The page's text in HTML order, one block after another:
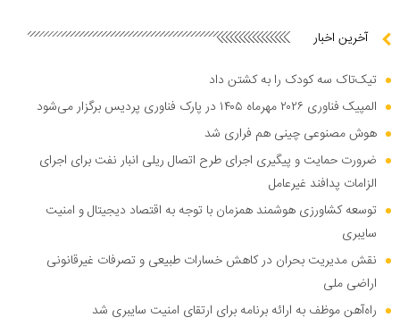
آخرین اخبار
تیک‌تاک سه کودک را به کشتن داد
المپیک فناوری ۲۰۲۶ مهرماه ۱۴۰۵ در پارک فناوری پردیس برگزار می‌شود
هوش مصنوعی چینی هم فراری شد
ضرورت حمایت و پیگیری اجرای طرح اتصال ریلی انبار نفت برای اجرای
الزامات پدافند غیرعامل
توسعه کشاورزی هوشمند همزمان با توجه به اقتصاد دیجیتال و امنیت
سایبری
نقش مدیریت بحران در کاهش خسارات طبیعی و تصرفات غیرقانونی
اراضی ملی
راه‌آهن موظف به ارائه برنامه برای ارتقای امنیت سایبری شد